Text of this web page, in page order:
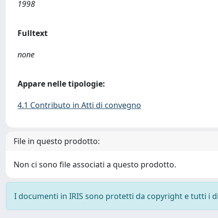
1998
Fulltext
none
Appare nelle tipologie:
4.1 Contributo in Atti di convegno
File in questo prodotto:
Non ci sono file associati a questo prodotto.
I documenti in IRIS sono protetti da copyright e tutti i